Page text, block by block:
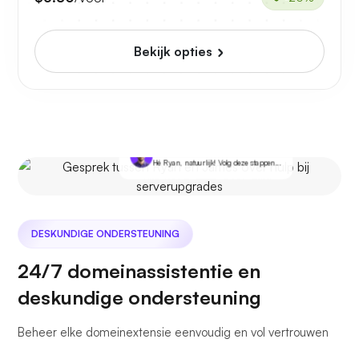
Bekijk opties
Hé Ryan, natuurlijk! Volg deze stappen...
DESKUNDIGE ONDERSTEUNING
24/7 domeinassistentie en
deskundige ondersteuning
Beheer elke domeinextensie eenvoudig en vol vertrouwen